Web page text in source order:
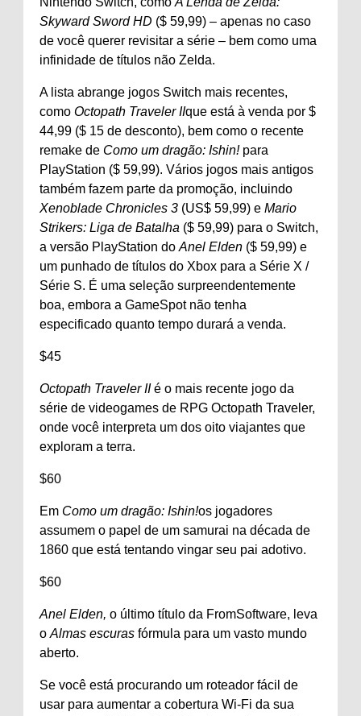
Skyward Sword HD ($ 59,99) – apenas no caso
de você querer revisitar a série – bem como uma
infinidade de títulos não Zelda.
A lista abrange jogos Switch mais recentes,
como Octopath Traveler IIque está à venda por $
44,99 ($ ​​15 de desconto), bem como o recente
remake de Como um dragão: Ishin! para
PlayStation ($ 59,99). Vários jogos mais antigos
também fazem parte da promoção, incluindo
Xenoblade Chronicles 3 (US$ 59,99) e Mario
Strikers: Liga de Batalha ($ 59,99) para o Switch,
a versão PlayStation do Anel Elden ($ 59,99) e
um punhado de títulos do Xbox para a Série X /
Série S. É uma seleção surpreendentemente
boa, embora a GameSpot não tenha
especificado quanto tempo durará a venda.
$45
Octopath Traveler IIé o mais recente jogo da
série de videogames de RPG Octopath Traveler,
onde você interpreta um dos oito viajantes que
exploram a terra.
$60
Em Como um dragão: Ishin!os jogadores
assumem o papel de um samurai na década de
1860 que está tentando vingar seu pai adotivo.
$60
Anel Elden, o último título da FromSoftware, leva
o Almas escuras fórmula para um vasto mundo
aberto.
Se você está procurando um roteador fácil de
usar para aumentar a cobertura Wi-Fi da sua